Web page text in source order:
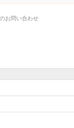
お問い合わせ